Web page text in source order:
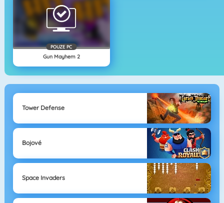
POUZE PC
Gun Mayhem 2
Tower Defense
Bojové
Space Invaders